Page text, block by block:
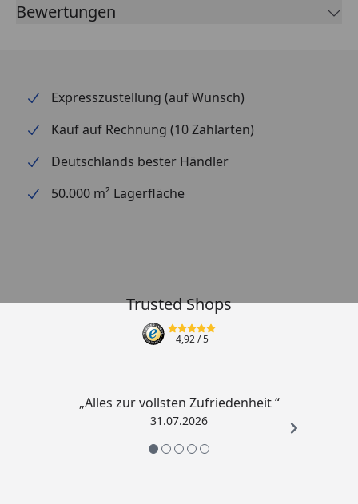
Bewertungen
Expresszustellung (auf Wunsch)
Kauf auf Rechnung (10 Zahlarten)
Deutschlands bester Händler
50.000 m² Lagerfläche
Trusted Shops
4,92/ 5
„Alles zur vollsten Zufriedenheit “
31.07.2026